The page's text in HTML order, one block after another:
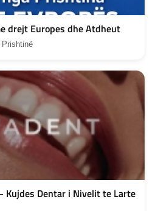
drejt Europes dhe Atdheut
Prishtinë
Kujdes Dentar i Nivelit te Larte